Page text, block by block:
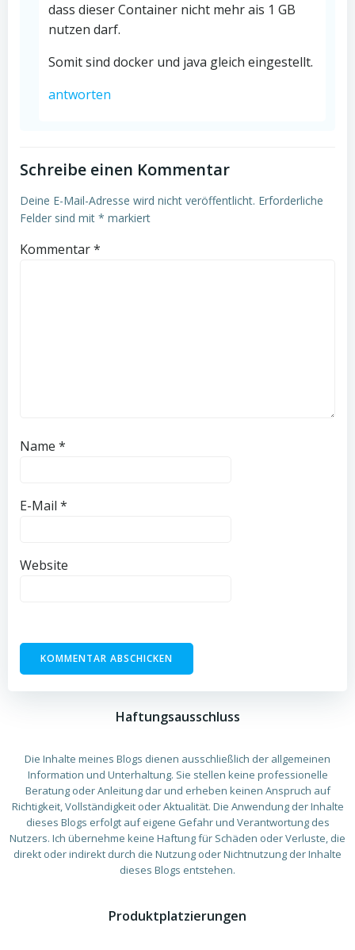
dass dieser Container nicht mehr ais 1 GB
nutzen darf.
Somit sind docker und java gleich eingestellt.
antworten
Schreibe einen Kommentar
Deine E-Mail-Adresse wird nicht veröffentlicht. Erforderliche
Felder sind mit * markiert
Kommentar*
Name *
E-Mail *
Website
Haftungsausschluss
Die Inhalte meines Blogs dienen ausschließlich der allgemeinen
Information und Unterhaltung. Sie stellen keine professionelle
Beratung oder Anleitung dar und erheben keinen Anspruch auf
Richtigkeit, Vollständigkeit oder Aktualität. Die Anwendung der Inhalte
dieses Blogs erfolgt auf eigene Gefahr und Verantwortung des
Nutzers. Ich übernehme keine Haftung für Schäden oder Verluste, die
direkt oder indirekt durch die Nutzung oder Nichtnutzung der Inhalte
dieses Blogs entstehen.
Produktplatzierungen